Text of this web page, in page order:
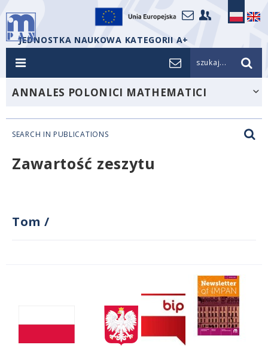
JEDNOSTKA NAUKOWA KATEGORII A+
szukaj...
ANNALES POLONICI MATHEMATICI
SEARCH IN PUBLICATIONS
Zawartość zeszytu
Tom /